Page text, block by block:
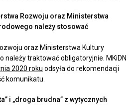
Rozwoju oraz Ministerstwa
należy stosować
oraz Ministerstwa Kultury
należy traktować obligatoryjnie. MKiDN
2020 roku odsyła do rekomendacji
komunikatu.
i „droga brudna” z wytycznych